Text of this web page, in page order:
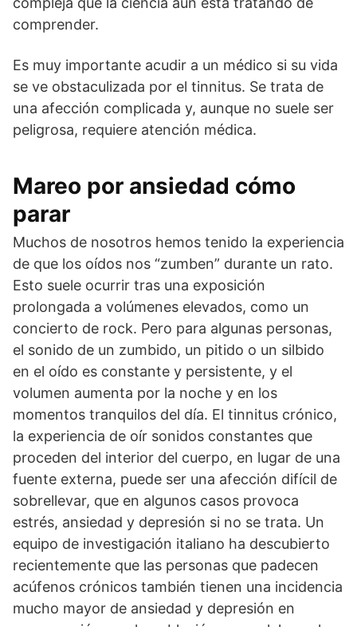
comprender.
Es muy importante acudir a un médico si su vida
se ve obstaculizada por el tinnitus. Se trata de
una afección complicada y, aunque no suele ser
peligrosa, requiere atención médica.
Mareo por ansiedad cómo
parar
Muchos de nosotros hemos tenido la experiencia
de que los oídos nos “zumben” durante un rato.
Esto suele ocurrir tras una exposición
prolongada a volúmenes elevados, como un
concierto de rock. Pero para algunas personas,
el sonido de un zumbido, un pitido o un silbido
en el oído es constante y persistente, y el
volumen aumenta por la noche y en los
momentos tranquilos del día. El tinnitus crónico,
la experiencia de oír sonidos constantes que
proceden del interior del cuerpo, en lugar de una
fuente externa, puede ser una afección difícil de
sobrellevar, que en algunos casos provoca
estrés, ansiedad y depresión si no se trata. Un
equipo de investigación italiano ha descubierto
recientemente que las personas que padecen
acúfenos crónicos también tienen una incidencia
mucho mayor de ansiedad y depresión en